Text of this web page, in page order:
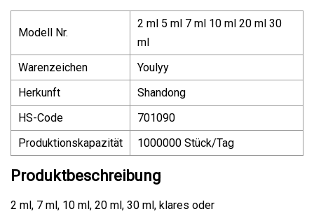
Modell Nr.
2 ml 5 ml 7 ml 10 ml 20 ml 30
ml
Warenzeichen
Youlyy
Herkunft
Shandong
HS-Code
701090
Produktionskapazität
1000000 Stück/Tag
Produktbeschreibung
2 ml, 7 ml, 10 ml, 20 ml, 30 ml, klares oder